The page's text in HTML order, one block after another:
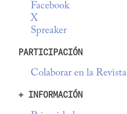
Facebook
X
Spreaker
PARTICIPACIÓN
Colaborar en la Revista
+ INFORMACIÓN